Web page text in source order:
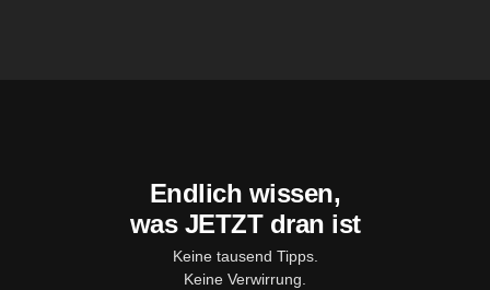
Endlich wissen,
was JETZT dran ist
Keine tausend Tipps.
Keine Verwirrung.